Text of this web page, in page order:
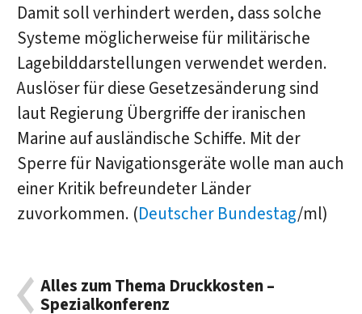
Damit soll verhindert werden, dass solche
Systeme möglicherweise für militärische
Lagebilddarstellungen verwendet werden.
Auslöser für diese Gesetzesänderung sind
laut Regierung Übergriffe der iranischen
Marine auf ausländische Schiffe. Mit der
Sperre für Navigationsgeräte wolle man auch
einer Kritik befreundeter Länder
zuvorkommen. (Deutscher Bundestag/ml)
Alles zum Thema Druckkosten –
Spezialkonferenz